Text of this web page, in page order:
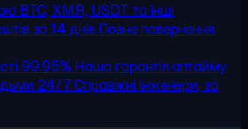
BTC, XMR, USDT та інші
за 14 днів Повне повернення,
99,95% Наша гарантія аптайму
24/7Справжні інженери, за